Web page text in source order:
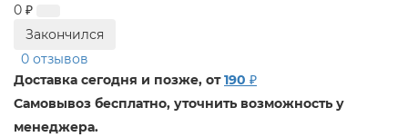
0 ₽
Закончился
0 отзывов
Доставка сегодня и позже, от190 ₽
Самовывоз бесплатно, уточнить возможность у
менеджера.